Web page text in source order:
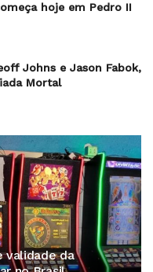
hoje em Pedro II
Johns e Jason Fabok,
Mortal
validade da